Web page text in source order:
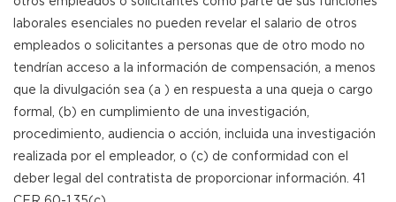
laborales esenciales no pueden revelar el salario de otros
empleados o solicitantes a personas que de otro modo no
tendrían acceso a la información de compensación, a menos
que la divulgación sea (a ) en respuesta a una queja o cargo
formal, (b) en cumplimiento de una investigación,
procedimiento, audiencia o acción, incluida una investigación
realizada por el empleador, o (c) de conformidad con el
deber legal del contratista de proporcionar información. 41